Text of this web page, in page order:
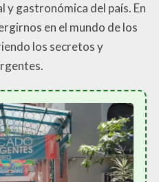
y gastronómica del país. En
en el mundo de los
los secretos y